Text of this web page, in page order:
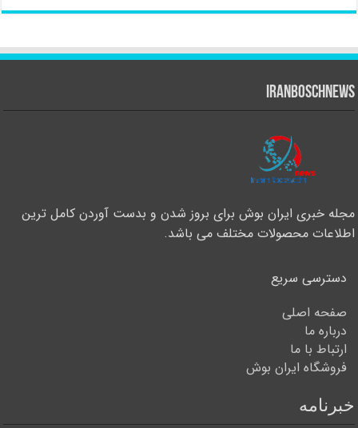
iranboschnews
مجله خبری ایران بوش برای بروز شدن و بدست آوردن کامل ترین
اطلاعات محصولات مختلف می باشد.
دسترسی سریع
صفحه اصلی
درباره ما
ارتباط با ما
فروشگاه ایران بوش
خبرنامه